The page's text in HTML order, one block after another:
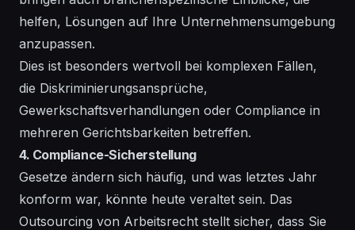
helfen, Lösungen auf Ihre Unternehmensumgebung
anzupassen.
Dies ist besonders wertvoll bei komplexen Fällen,
die Diskriminierungsansprüche,
Gewerkschaftsverhandlungen oder Compliance in
mehreren Gerichtsbarkeiten betreffen.
4. Compliance-Sicherstellung
Gesetze ändern sich häufig, und was letztes Jahr
konform war, könnte heute veraltet sein. Das
Outsourcing von Arbeitsrecht stellt sicher, dass Sie